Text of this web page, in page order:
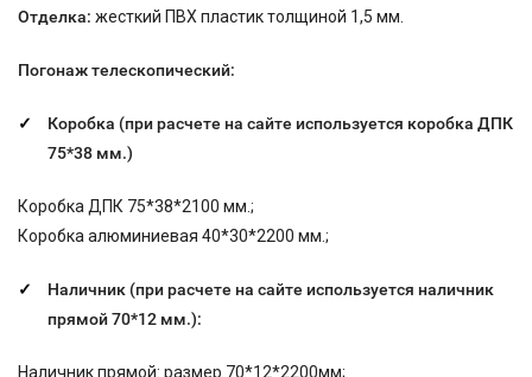
Отделка: жесткий ПВХ пластик толщиной 1,5 мм.
Погонаж телескопический:
Коробка (при расчете на сайте используется коробка ДПК
75*38 мм.)
Коробка ДПК 75*38*2100 мм.;
Коробка алюминиевая 40*30*2200 мм.;
Наличник (при расчете на сайте используется наличник
прямой 70*12 мм.):
Наличник прямой: размер 70*12*2200мм;